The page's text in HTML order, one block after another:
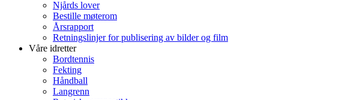
Njårds lover
Bestille møterom
Årsrapport
Retningslinjer for publisering av bilder og film
Våre idretter
Bordtennis
Fekting
Håndball
Langrenn